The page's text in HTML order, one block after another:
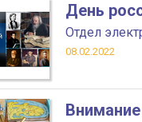
День
Отдел
08.02.2022